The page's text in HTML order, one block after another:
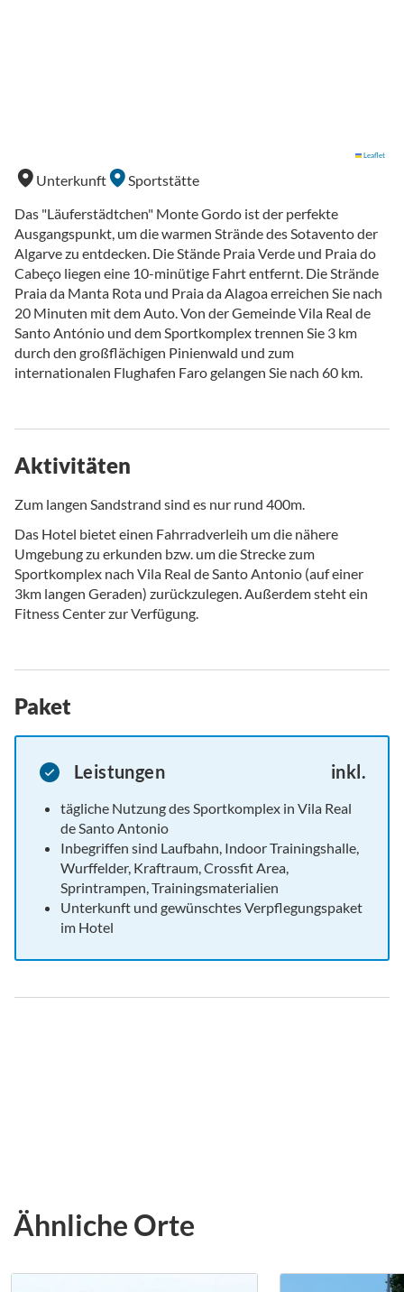
Leaflet
Unterkunft
Sportstätte
Das "Läuferstädtchen" Monte Gordo ist der perfekte
Ausgangspunkt, um die warmen Strände des Sotavento der
Algarve zu entdecken. Die Stände Praia Verde und Praia do
Cabeço liegen eine 10-minütige Fahrt entfernt. Die Strände
Praia da Manta Rota und Praia da Alagoa erreichen Sie nach
20 Minuten mit dem Auto. Von der Gemeinde Vila Real de
Santo António und dem Sportkomplex trennen Sie 3 km
durch den großflächigen Pinienwald und zum
internationalen Flughafen Faro gelangen Sie nach 60 km.
Aktivitäten
Zum langen Sandstrand sind es nur rund 400m.
Das Hotel bietet einen Fahrradverleih um die nähere
Umgebung zu erkunden bzw. um die Strecke zum
Sportkomplex nach Vila Real de Santo Antonio (auf einer
3km langen Geraden) zurückzulegen. Außerdem steht ein
Fitness Center zur Verfügung.
Paket
Leistungen inkl.
tägliche Nutzung des Sportkomplex in Vila Real
de Santo Antonio
Inbegriffen sind Laufbahn, Indoor Trainingshalle,
Wurffelder, Kraftraum, Crossfit Area,
Sprintrampen, Trainingsmaterialien
Unterkunft und gewünschtes Verpflegungspaket
im Hotel
Ähnliche Orte